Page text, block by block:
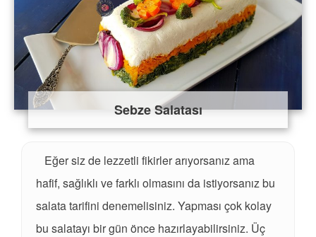
Sebze Salatası
Eğer siz de lezzetli fikirler arıyorsanız ama
hafif, sağlıklı ve farklı olmasını da istiyorsanız bu
salata tarifini denemelisiniz. Yapması çok kolay
bu salatayı bir gün önce hazırlayabilirsiniz. Üç